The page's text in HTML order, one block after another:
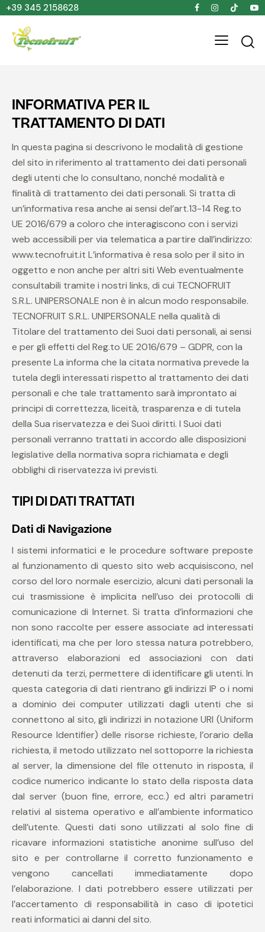
+39 345 2158628
INFORMATIVA PER IL
TRATTAMENTO DI DATI
In questa pagina si descrivono le modalità di gestione
del sito in riferimento al trattamento dei dati personali
degli utenti che lo consultano, nonché modalità e
finalità di trattamento dei dati personali. Si tratta di
un’informativa resa anche ai sensi del’art.13-14 Reg.to
UE 2016/679 a coloro che interagiscono con i servizi
web accessibili per via telematica a partire dall’indirizzo:
www.tecnofruit.it L’informativa è resa solo per il sito in
oggetto e non anche per altri siti Web eventualmente
consultabili tramite i nostri links, di cui TECNOFRUIT
S.R.L. UNIPERSONALE non è in alcun modo responsabile.
TECNOFRUIT S.R.L. UNIPERSONALE nella qualità di
Titolare del trattamento dei Suoi dati personali, ai sensi
e per gli effetti del Reg.to UE 2016/679 – GDPR, con la
presente La informa che la citata normativa prevede la
tutela degli interessati rispetto al trattamento dei dati
personali e che tale trattamento sarà improntato ai
principi di correttezza, liceità, trasparenza e di tutela
della Sua riservatezza e dei Suoi diritti. I Suoi dati
personali verranno trattati in accordo alle disposizioni
legislative della normativa sopra richiamata e degli
obblighi di riservatezza ivi previsti.
TIPI DI DATI TRATTATI
Dati di Navigazione
I sistemi informatici e le procedure software preposte
al funzionamento di questo sito web acquisiscono, nel
corso del loro normale esercizio, alcuni dati personali la
cui trasmissione è implicita nell’uso dei protocolli di
comunicazione di Internet. Si tratta d’informazioni che
non sono raccolte per essere associate ad interessati
identificati, ma che per loro stessa natura potrebbero,
attraverso elaborazioni ed associazioni con dati
detenuti da terzi, permettere di identificare gli utenti. In
questa categoria di dati rientrano gli indirizzi IP o i nomi
a dominio dei computer utilizzati dagli utenti che si
connettono al sito, gli indirizzi in notazione URI (Uniform
Resource Identifier) delle risorse richieste, l’orario della
richiesta, il metodo utilizzato nel sottoporre la richiesta
al server, la dimensione del file ottenuto in risposta, il
codice numerico indicante lo stato della risposta data
dal server (buon fine, errore, ecc.) ed altri parametri
relativi al sistema operativo e all’ambiente informatico
dell’utente. Questi dati sono utilizzati al solo fine di
ricavare informazioni statistiche anonime sull’uso del
sito e per controllarne il corretto funzionamento e
vengono cancellati immediatamente dopo
l’elaborazione. I dati potrebbero essere utilizzati per
l’accertamento di responsabilità in caso di ipotetici
reati informatici ai danni del sito.